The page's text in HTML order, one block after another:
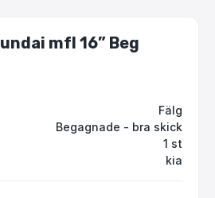
mfl 16” Beg
Fälg
Begagnade - bra skick
1 st
kia